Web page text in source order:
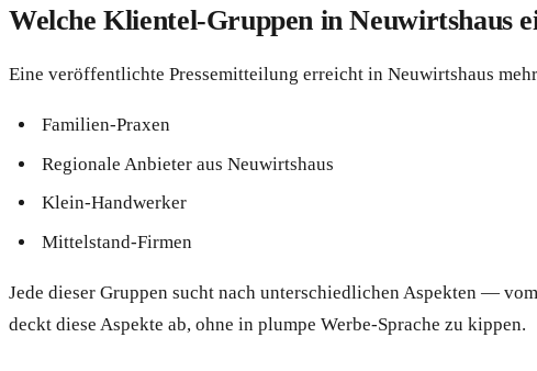
Welche Klientel-Gruppen in Neuwirtshaus
Eine veröffentlichte Pressemitteilung erreicht in Neuwirtshaus
Familien-Praxen
Regionale Anbieter aus Neuwirtshaus
Klein-Handwerker
Mittelstand-Firmen
Jede dieser Gruppen sucht nach unterschiedlichen Aspekten —
deckt diese Aspekte ab, ohne in plumpe Werbe-Sprache zu kippen.